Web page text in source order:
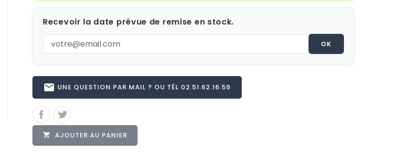
Recevoir la date prévue de remise en stock.
OK
email UNE QUESTION PAR MAIL ? OU TÉL 02.51.62.16.59
 AJOUTER AU PANIER